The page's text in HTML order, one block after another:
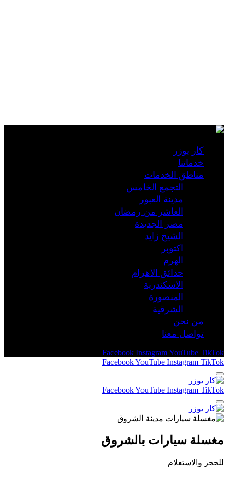
كار يوزر
خدماتنا
مناطق الخدمات
التجمع الخامس
مدينة العبور
العاشر من رمضان
مصر الجديدة
الشيخ زايد
اكتوبر
الهرم
حدائق الاهرام
الاسكندرية
المنصورة
الشرقية
من نحن
تواصل معنا
Facebook InstagramYouTube TikTok
FacebookYouTube Instagram TikTok
FacebookYouTube Instagram TikTok
مغسلة سيارات بالشروق
للحجز والاستعلام